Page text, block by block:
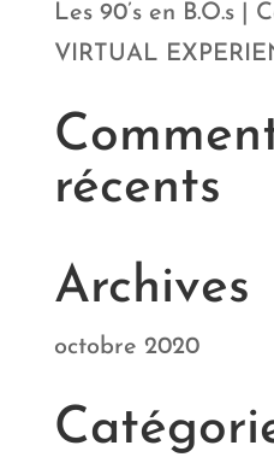
Les 90’s en B.O.s |
VIRTUAL
récents
Archives
octobre 2020